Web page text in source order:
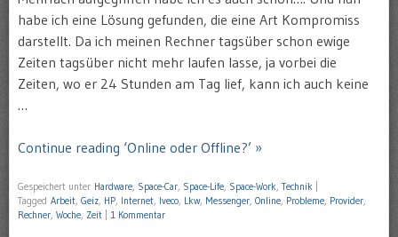
habe ich eine Lösung gefunden, die eine Art Kompromiss
darstellt. Da ich meinen Rechner tagsüber schon ewige
Zeiten tagsüber nicht mehr laufen lasse, ja vorbei die
Zeiten, wo er 24 Stunden am Tag lief, kann ich auch keine
…
Continue reading ‘Online oder Offline?’ »
Gespeichert unter Hardware Space-Car Space-Life Space-Work Technik
Tagged Arbeit Geiz HP Internet Iveco Lkw, Messenger Online Probleme Provider
Rechner Woche Zeit 1 Kommentar